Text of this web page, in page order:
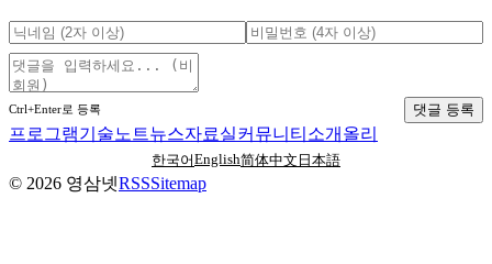
Ctrl+Enter로 등록 댓글 등록
프로그램기술노트뉴스자료실커뮤니티 소개 올리
한국어English简体中文 日本語
© 2026 영삼넷RSSSitemap